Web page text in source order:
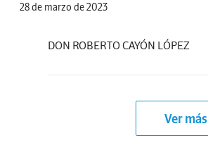
28 de marzo de 2023
DON ROBERTO CAYÓN LÓPEZ
Ver más